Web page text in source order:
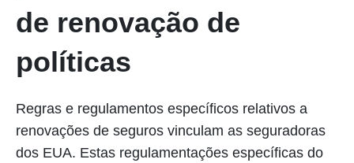
de renovação de
políticas
Regras e regulamentos específicos relativos a
renovações de seguros vinculam as seguradoras
dos EUA. Estas regulamentações específicas do